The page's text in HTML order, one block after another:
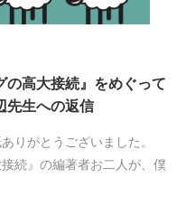
高大接続』をめぐって
先生への返信
りがとうございました。
続』の編著者お二人が、僕